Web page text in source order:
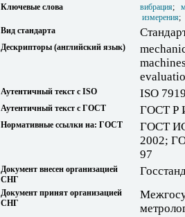
Ключевые слова вибрация;
измерения
Вид стандарта
Дескрипторы (английский язык)
Аутентичный текст с ISO ISO
Аутентичный текст с ГОСТ ГОСТ Р
Нормативные ссылки на: ГОСТ
ГОСТ
2002;
97
Документ внесен организацией
СНГ
Документ принят организацией
СНГ